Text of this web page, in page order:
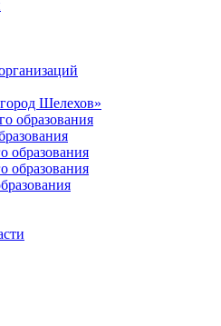
Шелехов»
образования
образования
образования